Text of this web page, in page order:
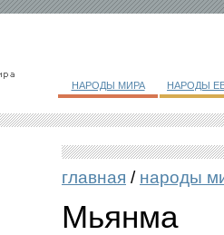
НАРОДЫ МИРА НАРОДЫ
главная / народы
Мьянма